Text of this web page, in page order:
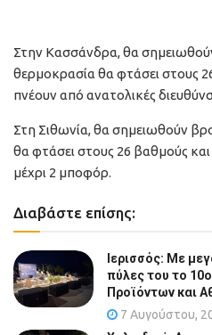
Στην Κασσάνδρα, θα
θερμοκρασία θα φτάσει στους
πνέουν από ανατολικές
Στη Σιθωνία, θα σημειωθούν
θα φτάσει στους 26 βαθμούς και
μέχρι 2 μποφόρ.
Διαβάστε επίσης:
Ιερισσός: Με
πύλες του το
Προϊόντων και
7 Αυγούστου,